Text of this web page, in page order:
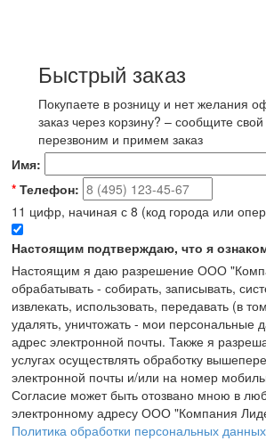
Быстрый заказ
Покупаете в розницу и нет желания
заказ через корзину? – сообщите
перезвоним и примем заказ
Имя:
* Телефон:
11 цифр, начиная с 8 (код города или
Настоящим подтверждаю, что я
Настоящим я даю разрешение ООО
обрабатывать - собирать, записывать,
извлекать, использовать, передавать (в
удалять, уничтожать - мои
адрес электронной почты. Также я
услугах осуществлять обработку
электронной почты и/или на номер
Согласие может быть отозвано мною в
электронному адресу ООО "Компания
Политика обработки персональных данных